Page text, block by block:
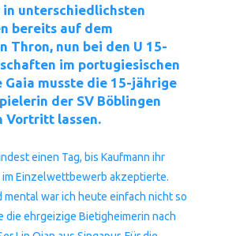
in unterschiedlichsten
bereits auf dem
Thron, nun bei den U 15-
im portugiesischen
Gaia musste die 15-jährige
der SV Böblingen
Vortritt lassen.
einen Tag, bis Kaufmann ihr
Einzelwettbewerb akzeptierte.
mental war ich heute einfach nicht so
die ehrgeizige Bietigheimerin nach